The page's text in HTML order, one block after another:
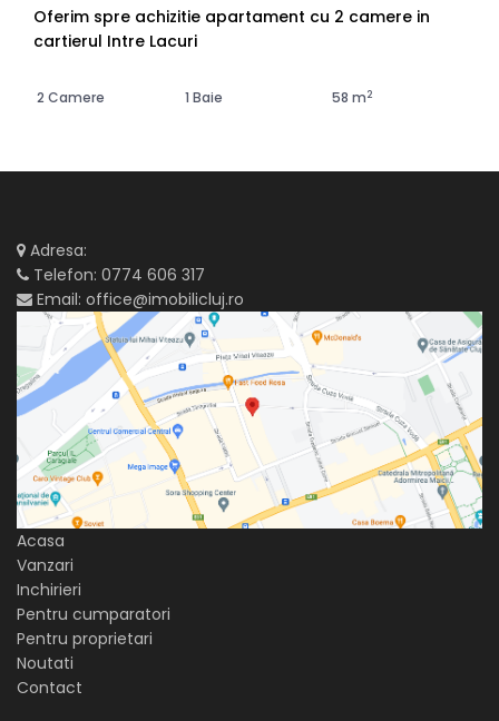
Oferim spre achizitie apartament cu 2 camere in
cartierul Intre Lacuri
2 Camere 1 Baie 58 m2
Adresa:
Telefon: 0774 606 317
Email: office@imobilicluj.ro
Acasa
Vanzari
Inchirieri
Pentru cumparatori
Pentru proprietari
Noutati
Contact